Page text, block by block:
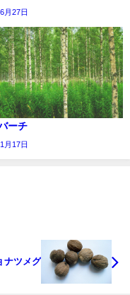
月27日
ーチ
月17日
ナツメグ